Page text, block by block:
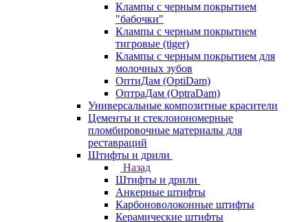
Клампы с черным покрытием
"бабочки"
Клампы с черным покрытием
тигровые (tiger)
Клампы с черным покрытием для
молочных зубов
ОптиДам (OptiDam)
ОптраДам (OptraDam)
Универсальные композитные красители
Цементы и стеклоиономерные
пломбировочные материалы для
реставраций
Штифты и дрили
Назад
Штифты и дрили
Анкерные штифты
Карбоноволоконные штифты
Керамические штифты